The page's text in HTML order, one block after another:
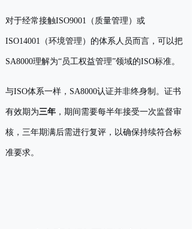
对于经常接触ISO9001（质量管理）或
ISO14001（环境管理）的体系人员而言，可以把
SA8000理解为“员工权益管理”领域的ISO标准。
与ISO体系一样，SA8000认证并非终身制。证书
有效期为三年 ，期间需要每半年接受一次监督审
核，三年期满后需进行复评，以确保持续符合标
准要求。